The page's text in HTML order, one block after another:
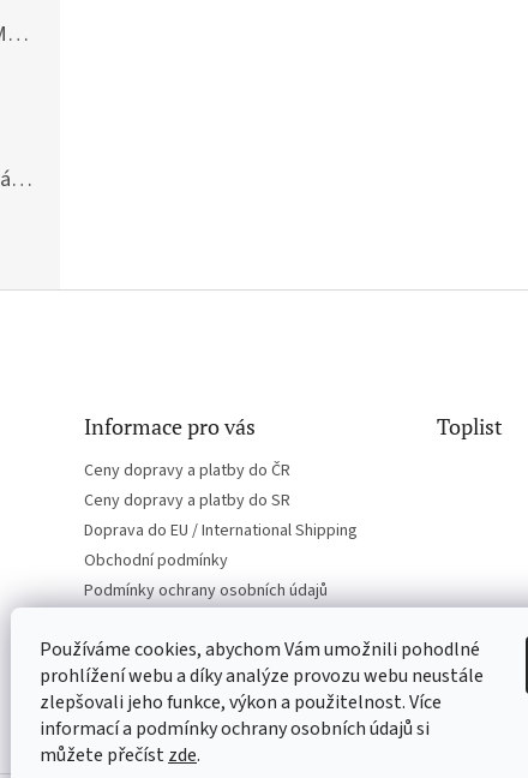
Používáme cookies, abychom Vám umožnili pohodlné
prohlížení webu a díky analýze provozu webu neustále
zlepšovali jeho funkce, výkon a použitelnost. Více
informací a podmínky ochrany osobních údajů si
můžete přečístzde.
Keith Jarrett - Koln Concert (Music CD)
Tom Hiddleston - 2026 kalendář A3
Informace pro vás
Ceny dopravy a platby do ČR
Ceny dopravy a platby do SR
Doprava do EU / International Shipping
Obchodní podmínky
Podmínky ochrany osobních údajů
Toplist
EN-filmy.cz CD-Soundtrack.cz